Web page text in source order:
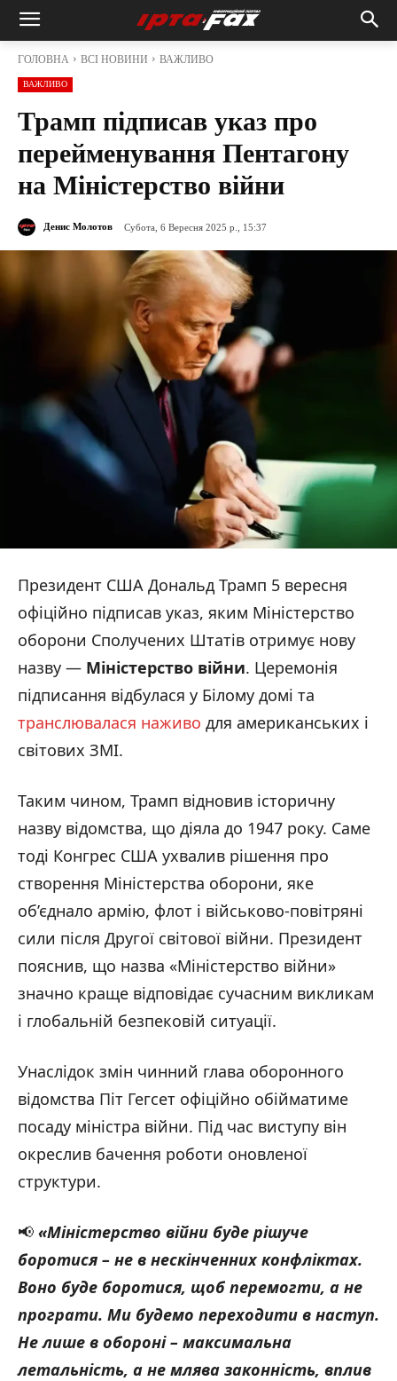
ГОЛОВНА ВСІ НОВИНИ ВАЖЛИВО
ВАЖЛИВО
Трамп підписав указ про
перейменування Пентагону
на Міністерство війни
Денис Молотов Субота, 6 Вересня 2025 р., 15:37
Президент США Дональд Трамп 5 вересня
офіційно підписав указ, яким Міністерство
оборони Сполучених Штатів отримує нову
назву — Міністерство війни. Церемонія
підписання відбулася у Білому домі та
транслювалася наживо для американських і
світових ЗМІ.
Таким чином, Трамп відновив історичну
назву відомства, що діяла до 1947 року. Саме
тоді Конгрес США ухвалив рішення про
створення Міністерства оборони, яке
об’єднало армію, флот і військово-повітряні
сили після Другої світової війни. Президент
пояснив, що назва «Міністерство війни»
значно краще відповідає сучасним викликам
і глобальній безпековій ситуації.
Унаслідок змін чинний глава оборонного
відомства Піт Гегсет офіційно обійматиме
посаду міністра війни. Під час виступу він
окреслив бачення роботи оновленої
структури.
📢 «Міністерство війни буде рішуче
боротися – не в нескінченних конфліктах.
Воно буде боротися, щоб перемогти, а не
програти. Ми будемо переходити в наступ.
Не лише в обороні – максимальна
летальність, а не млява законність, вплив